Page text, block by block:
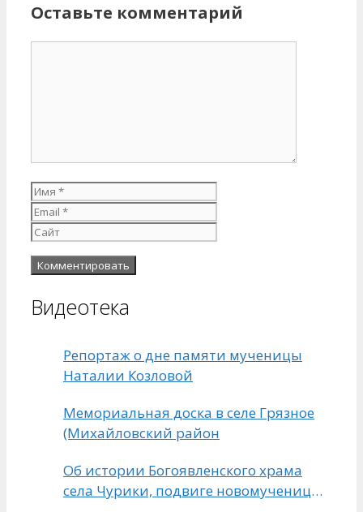
Оставьте комментарий
Имя
Видеотека
Репортаж о дне памяти мученицы
Наталии Козловой
Мемориальная доска в селе Грязное
(Михайловский район
Об истории Богоявленского храма
села Чурики, подвиге новомученицы